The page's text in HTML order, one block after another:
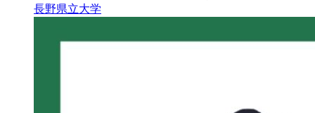
長野県立大学